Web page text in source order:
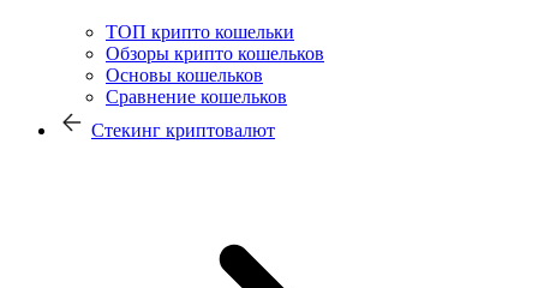
ТОП крипто кошельки
Обзоры крипто кошельков
Основы кошельков
Сравнение кошельков
Стекинг криптовалют